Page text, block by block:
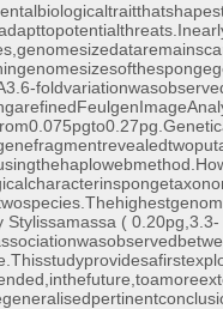
Stylissamassa ( 0.20pg,3.3-